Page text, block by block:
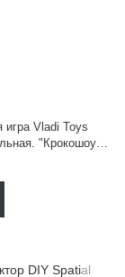
игра Vladi Toys
"Крокошоу"
02